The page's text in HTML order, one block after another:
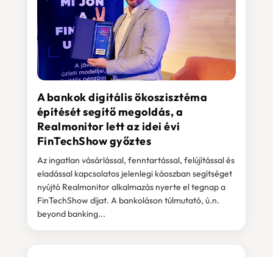
A bankok digitális ökoszisztéma
építését segítő megoldás, a
Realmonitor lett az idei évi
FinTechShow győztes
Az ingatlan vásárlással, fenntartással, felújítással és
eladással kapcsolatos jelenlegi káoszban segítséget
nyújtó Realmonitor alkalmazás nyerte el tegnap a
FinTechShow díjat. A bankoláson túlmutató, ú.n.
beyond banking...